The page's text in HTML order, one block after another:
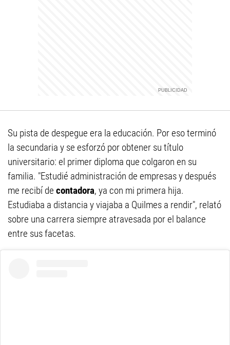
Su pista de despegue era la educación. Por eso terminó
la secundaria y se esforzó por obtener su título
universitario: el primer diploma que colgaron en su
familia. "Estudié administración de empresas y después
me recibí de contadora, ya con mi primera hija.
Estudiaba a distancia y viajaba a Quilmes a rendir", relató
sobre una carrera siempre atravesada por el balance
entre sus facetas.